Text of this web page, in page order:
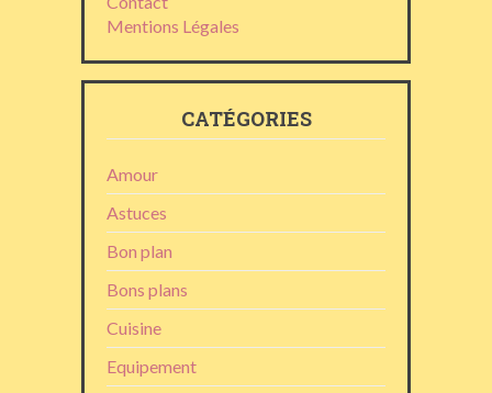
Mentions Légales
CATÉGORIES
Amour
Astuces
Bon plan
Bons plans
Cuisine
Equipement